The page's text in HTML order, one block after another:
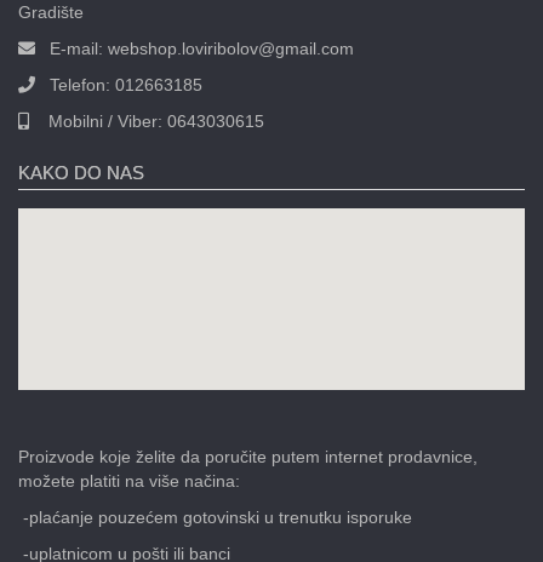
Gradište
E-mail: webshop.loviribolov@gmail.com
Telefon: 012663185
Mobilni / Viber: 0643030615
KAKO DO NAS
Proizvode koje želite da poručite putem internet prodavnice,
možete platiti na više načina:
-plaćanje pouzećem gotovinski u trenutku isporuke
-uplatnicom u pošti ili banci